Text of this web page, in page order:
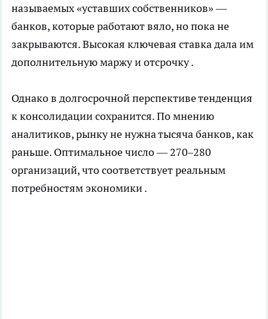
называемых «уставших собственников» —
банков, которые работают вяло, но пока не
закрываются. Высокая ключевая ставка дала им
дополнительную маржу и отсрочку .
Однако в долгосрочной перспективе тенденция
к консолидации сохранится. По мнению
аналитиков, рынку не нужна тысяча банков, как
раньше. Оптимальное число — 270–280
организаций, что соответствует реальным
потребностям экономики .